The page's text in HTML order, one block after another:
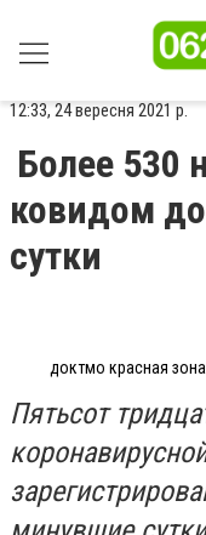
12:33, 24 вересня 2021 р.
Более 530
ковидом
сутки
доктмо красная
Пятьсот